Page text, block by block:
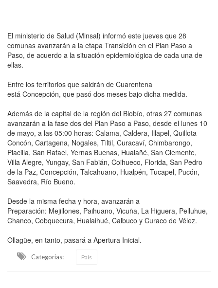
El ministerio de Salud (Minsal) informó este jueves que 28
comunas avanzarán a la etapa Transición en el Plan Paso a
Paso, de acuerdo a la situación epidemiológica de cada una de
ellas.
Entre los territorios que saldrán de Cuarentena
está Concepción, que pasó dos meses bajo dicha medida.
Además de la capital de la región del Biobío, otras 27 comunas
avanzarán a la fase dos del Plan Paso a Paso, desde el lunes 10
de mayo, a las 05:00 horas: Calama, Caldera, Illapel, Quillota
Concón, Cartagena, Nogales, Tiltil, Curacaví, Chimbarongo,
Placilla, San Rafael, Yernas Buenas, Hualañé, San Clemente,
Villa Alegre, Yungay, San Fabián, Coihueco, Florida, San Pedro
de la Paz, Concepción, Talcahuano, Hualpén, Tucapel, Pucón,
Saavedra, Río Bueno.
Desde la misma fecha y hora, avanzarán a
Preparación: Mejillones, Paihuano, Vicuña, La Higuera, Pelluhue,
Chanco, Cobquecura, Hualaihué, Calbuco y Curaco de Vélez.
Ollagüe, en tanto, pasará a Apertura Inicial.
Categorias: País